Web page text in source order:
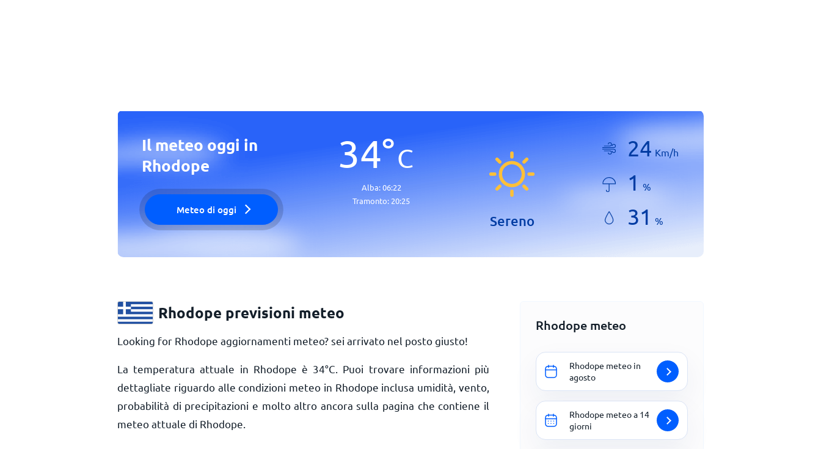
Il meteo oggi in
Rhodope
Meteo di oggi
34°C
Alba:06:22
Tramonto: 20:25
Sereno
24 Km/h
1 %
31 %
Rhodope previsioni meteo
Looking for Rhodope aggiornamenti meteo? sei arrivato nel posto giusto!
La temperatura attuale in Rhodope è 34°C . Puoi trovare informazioni più
dettagliate riguardo alle condizioni meteo in Rhodope inclusa umidità, vento,
probabilità di precipitazioni e molto altro ancora sulla pagina che contiene il
meteo attuale di Rhodope.
Rhodope meteo
Rhodope meteo in
agosto
Rhodope meteo a 14
giorni